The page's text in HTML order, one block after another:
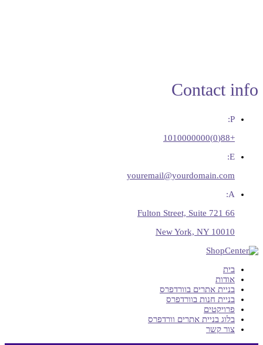
Contact info
P:
+88(0)1010000000
E:
youremail@yourdomain.com
A:
66 Fulton Street, Suite 721
New York, NY 10010
בית
אודות
בניית אתרים בוורדפרס
בניית חנות בוורדפרס
פרויקטים
בלוג בניית אתרים וורדפרס
צור קשר